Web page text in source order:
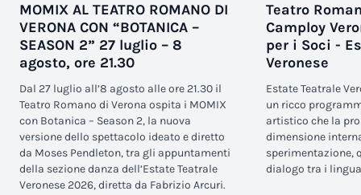
MOMIX AL TEATRO ROMANO DI
VERONA CON “BOTANICA –
SEASON 2” 27 luglio – 8
agosto, ore 21.30
Dal 27 luglio all’8 agosto alle ore 21.30 il
Teatro Romano di Verona ospita i MOMIX
con Botanica – Season 2, la nuova
versione dello spettacolo ideato e diretto
da Moses Pendleton, tra gli appuntamenti
della sezione danza dell’Estate Teatrale
Veronese 2026, diretta da Fabrizio Arcuri.
Teatro
Camploy
per i Soci -
Veronese
Estate Teatrale
un ricco
artistico che la
dimensione
sperimentazione,
dialogo tra i